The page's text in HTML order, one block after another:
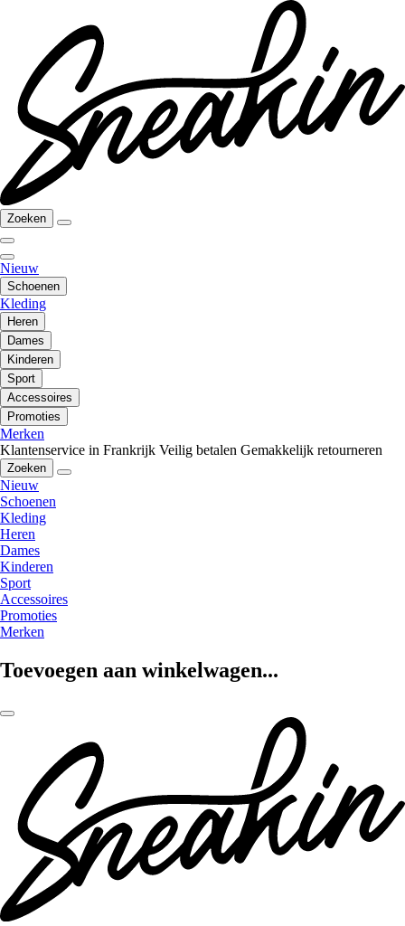
Zoeken
Nieuw
Schoenen
Kleding
Heren
Dames
Kinderen
Sport
Accessoires
Promoties
Merken
Klantenservice in Frankrijk Veilig betalen Gemakkelijk retourneren
Zoeken
Nieuw
Schoenen
Kleding
Heren
Dames
Kinderen
Sport
Accessoires
Promoties
Merken
Toevoegen aan winkelwagen...